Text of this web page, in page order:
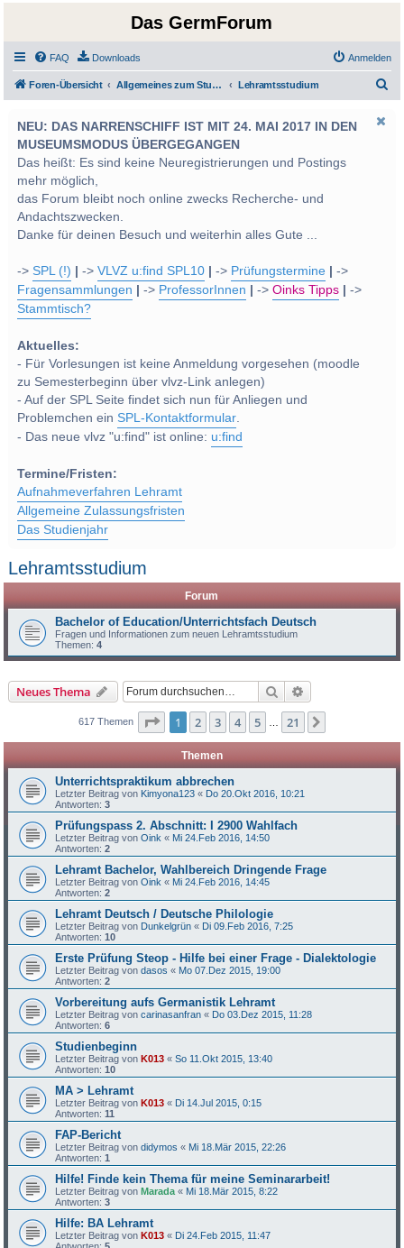
Das GermForum
FAQ Downloads Anmelden
Foren-Übersicht Allgemeines zum Studium und Studentenleben Lehramtsstudium
NEU: DAS NARRENSCHIFF IST MIT 24. MAI 2017 IN DEN
MUSEUMSMODUS ÜBERGEGANGEN
Das heißt: Es sind keine Neuregistrierungen und Postings
mehr möglich,
das Forum bleibt noch online zwecks Recherche- und
Andachtszwecken.
Danke für deinen Besuch und weiterhin alles Gute ...
->SPL (!) ->VLVZ u:find SPL10 -> Prüfungstermine
->
Fragensammlungen
-> ProfessorInnen ->Oinks Tipps
->
Stammtisch?
Aktuelles:
- Für Vorlesungen ist keine Anmeldung vorgesehen (moodle
zu Semesterbeginn über vlvz-Link anlegen)
- Auf der SPL Seite findet sich nun für Anliegen und
Problemchen einSPL-Kontaktformular.
- Das neue vlvz "u:find" ist online: u:find
Termine/Fristen:
Aufnahmeverfahren Lehramt
Allgemeine Zulassungsfristen
Das Studienjahr
Lehramtsstudium
Forum
Bachelor of Education/Unterrichtsfach Deutsch
Fragen und Informationen zum neuen Lehramtsstudium
Themen:4
Neues Thema Suche
617 Themen Seite 1von 21
1 2 3 4 5 21
Themen
Unterrichtspraktikum abbrechen
Letzter Beitrag von Kimyona123 « Do 20.Okt 2016, 10:21
Antworten:3
Prüfungspass 2. Abschnitt: I 2900 Wahlfach
Letzter Beitrag vonOink « Mi 24.Feb 2016, 14:50
Antworten:2
Lehramt Bachelor, Wahlbereich Dringende Frage
Letzter Beitrag vonOink « Mi 24.Feb 2016, 14:45
Antworten:2
Lehramt Deutsch / Deutsche Philologie
Letzter Beitrag von Dunkelgrün « Di 09.Feb 2016, 7:25
Antworten:10
Erste Prüfung Steop - Hilfe bei einer Frage - Dialektologie
Letzter Beitrag vondasos « Mo 07.Dez 2015, 19:00
Antworten:2
Vorbereitung aufs Germanistik Lehramt
Letzter Beitrag voncarinasanfran « Do 03.Dez 2015, 11:28
Antworten:6
Studienbeginn
Letzter Beitrag vonK013 «So 11.Okt 2015, 13:40
Antworten:10
MA > Lehramt
Letzter Beitrag vonK013 « Di 14.Jul 2015, 0:15
Antworten:11
FAP-Bericht
Letzter Beitrag vondidymos « Mi 18.Mär 2015, 22:26
Antworten:1
Hilfe! Finde kein Thema für meine Seminararbeit!
Letzter Beitrag vonMarada « Mi 18.Mär 2015, 8:22
Antworten:3
Hilfe: BA Lehramt
Letzter Beitrag vonK013 « Di 24.Feb 2015, 11:47